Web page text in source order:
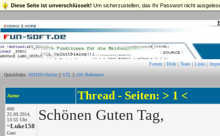
Diese Seite ist unverschlüsselt! Um sicherzustellen, das Ihr Passwort nicht
Forum | Hilfe | Team | Links |
Quicklinks: MSDN-Online || STL || clib Reference
Autor Thread - Seiten: > 1 <
000
25.09.2014,
13:55 Uhr
~Luke158
Gast
Schönen Guten Tag,